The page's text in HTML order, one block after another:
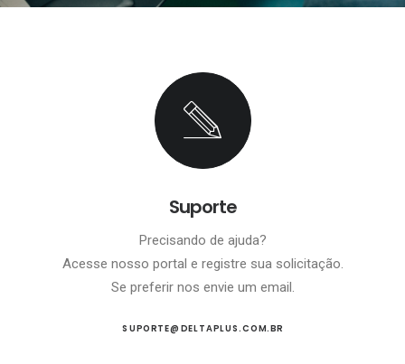
Suporte
Precisando de ajuda?
Acesse nosso portal e registre sua solicitação.
Se preferir nos envie um email.
SUPORTE@DELTAPLUS.COM.BR